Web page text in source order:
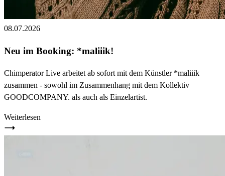
08.07.2026
Neu im Booking: *maliiik!
Chimperator Live arbeitet ab sofort mit dem Künstler *maliiik
zusammen - sowohl im Zusammenhang mit dem Kollektiv
GOODCOMPANY. als auch als Einzelartist.
Weiterlesen